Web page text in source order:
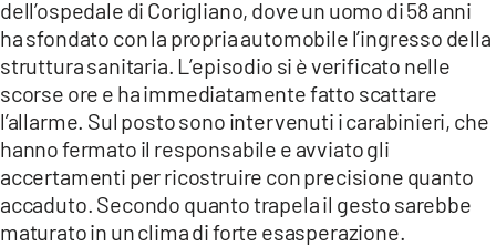
LACITYMAG.IT
ILREGGINO.IT
COSENZACHANNEL.IT
ILVIBONESE.IT
CATANZAROCHANNEL.IT
LACAPITALENEWS.IT
dell’ospedale di Corigliano, dove un uomo di 58 anni
ha sfondato con la propria automobile l’ingresso della
struttura sanitaria. L’episodio si è verificato nelle
scorse ore e ha immediatamente fatto scattare
l’allarme. Sul posto sono intervenuti i carabinieri, che
hanno fermato il responsabile e avviato gli
accertamenti per ricostruire con precisione quanto
accaduto. Secondo quanto trapela il gesto sarebbe
maturato in un clima di forte esasperazione.